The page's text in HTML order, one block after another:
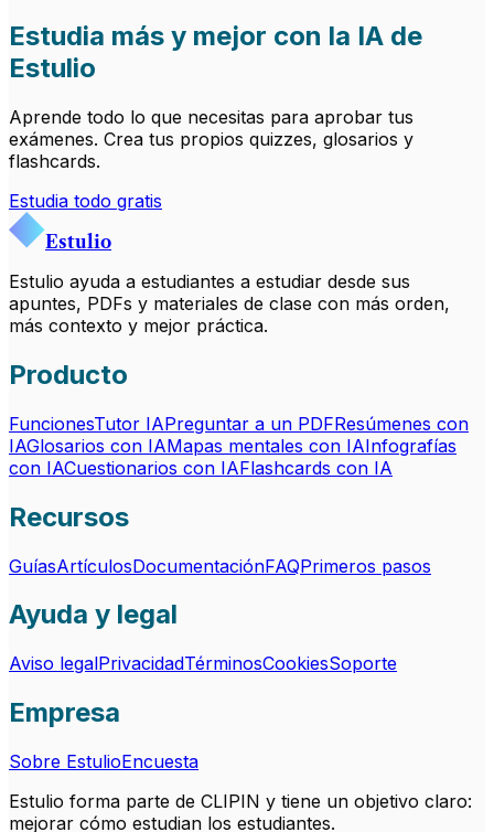
Estudia más y mejor con la IA de
Estulio
Aprende todo lo que necesitas para aprobar tus
exámenes. Crea tus propios quizzes, glosarios y
flashcards.
Estudia todo gratis
Estulio
Estulio ayuda a estudiantes a estudiar desde sus
apuntes, PDFs y materiales de clase con más orden,
más contexto y mejor práctica.
Producto
FuncionesTutor IAPreguntar a un PDFResúmenes con
IAGlosarios con IAMapas mentales con IAInfografías
con IACuestionarios con IAFlashcards con IA
Recursos
GuíasArtículosDocumentaciónFAQPrimeros pasos
Ayuda y legal
Aviso legalPrivacidadTérminosCookiesSoporte
Empresa
Sobre EstulioEncuesta
Estulio forma parte de CLIPIN y tiene un objetivo claro:
mejorar cómo estudian los estudiantes.